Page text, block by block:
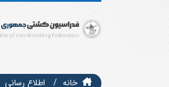
خانه اطلاع رسانی